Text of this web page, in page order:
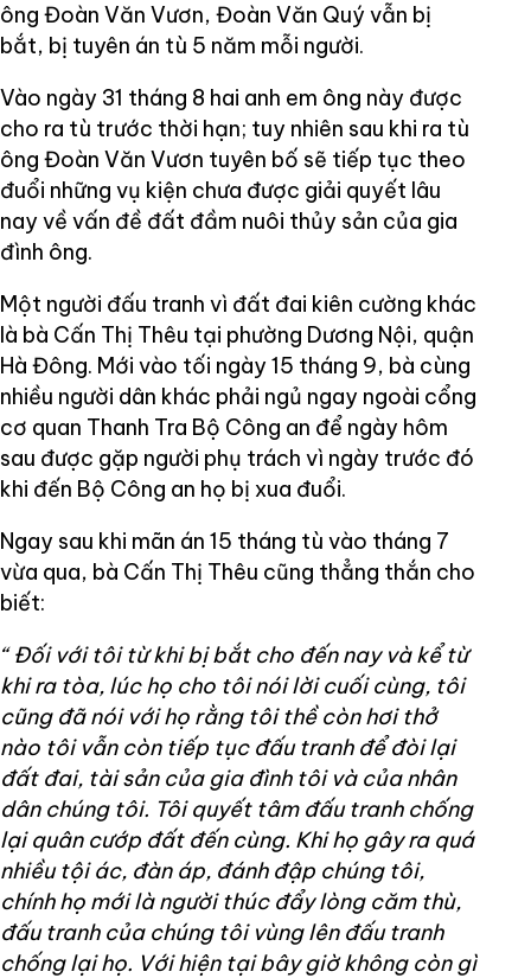
ông Đoàn Văn Vươn, Đoàn Văn Quý vẫn bị
bắt, bị tuyên án tù 5 năm mỗi người.
Vào ngày 31 tháng 8 hai anh em ông này được
cho ra tù trước thời hạn; tuy nhiên sau khi ra tù
ông Đoàn Văn Vươn tuyên bố sẽ tiếp tục theo
đuổi những vụ kiện chưa được giải quyết lâu
nay về vấn đề đất đầm nuôi thủy sản của gia
đình ông.
Một người đấu tranh vì đất đai kiên cường khác
là bà Cấn Thị Thêu tại phường Dương Nội, quận
Hà Đông. Mới vào tối ngày 15 tháng 9, bà cùng
nhiều người dân khác phải ngủ ngay ngoài cổng
cơ quan Thanh Tra Bộ Công an để ngày hôm
sau được gặp người phụ trách vì ngày trước đó
khi đến Bộ Công an họ bị xua đuổi.
Ngay sau khi mãn án 15 tháng tù vào tháng 7
vừa qua, bà Cấn Thị Thêu cũng thẳng thắn cho
biết:
“ Đối với tôi từ khi bị bắt cho đến nay và kể từ
khi ra tòa, lúc họ cho tôi nói lời cuối cùng, tôi
cũng đã nói với họ rằng tôi thề còn hơi thở
nào tôi vẫn còn tiếp tục đấu tranh để đòi lại
đất đai, tài sản của gia đình tôi và của nhân
dân chúng tôi. Tôi quyết tâm đấu tranh chống
lại quân cướp đất đến cùng. Khi họ gây ra quá
nhiều tội ác, đàn áp, đánh đập chúng tôi,
chính họ mới là người thúc đẩy lòng căm thù,
đấu tranh của chúng tôi vùng lên đấu tranh
chống lại họ. Với hiện tại bây giờ không còn gì